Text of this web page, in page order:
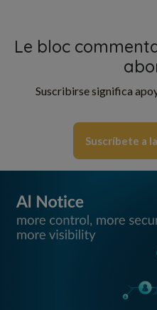
Le bloc
Suscribirse significa
Suscríbete a